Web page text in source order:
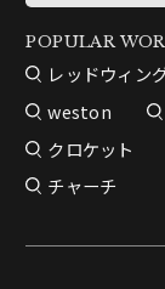
POPULAR
レッドウィン
weston
クロケット
チャーチ